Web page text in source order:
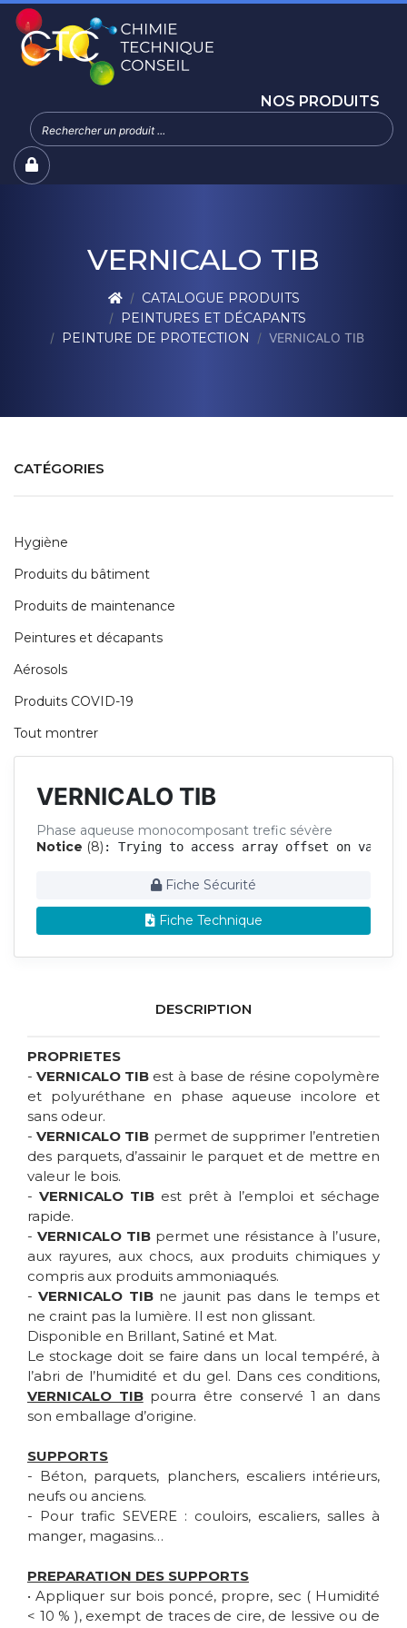
NOS PRODUITS
VERNICALO TIB
CATALOGUE PRODUITS
PEINTURES ET DÉCAPANTS
PEINTURE DE PROTECTION
VERNICALO TIB
CATÉGORIES
Hygiène
Produits du bâtiment
Produits de maintenance
Peintures et décapants
Aérosols
Produits COVID-19
Tout montrer
VERNICALO TIB
Phase aqueuse monocomposant trefic sévère
Notice (8) : Trying to access array offset on
Fiche Sécurité
Fiche Technique
DESCRIPTION
PROPRIETES
-VERNICALO TIB est à base de résine copolymère
et polyuréthane en phase aqueuse incolore et
sans odeur.
-VERNICALO TIB permet de supprimer l’entretien
des parquets, d’assainir le parquet et de mettre en
valeur le bois.
- VERNICALO TIBest prêt à l’emploi et séchage
rapide.
- VERNICALO TIBpermet une résistance à l’usure,
aux rayures, aux chocs, aux produits chimiques y
compris aux produits ammoniaqués.
-VERNICALO TIBne jaunit pas dans le temps et
ne craint pas la lumière. Il est non glissant.
Disponible en Brillant, Satiné et Mat.
Le stockage doit se faire dans un local tempéré, à
l’abri de l’humidité et du gel. Dans ces conditions,
VERNICALO TIBpourra être conservé 1 an dans
son emballage d’origine.
SUPPORTS
- Béton, parquets, planchers, escaliers intérieurs,
neufs ou anciens.
- Pour trafic SEVERE : couloirs, escaliers, salles à
manger, magasins…
PREPARATION DES SUPPORTS
• Appliquer sur bois poncé, propre, sec ( Humidité
< 10 % ), exempt de traces de cire, de lessive ou de